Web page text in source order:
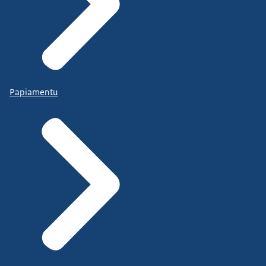
Papiamentu